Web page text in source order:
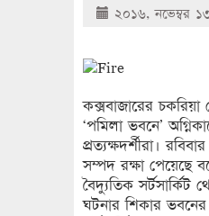
২০১৬, নভেম্বর
কক্সবাজারের চকরিয়া
‘পমিলা ভবনে’
প্রত্যক্ষদর্শীরা।
সম্পদ রক্ষা পেয়েছে
বৈদ্যুতিক
ঘটনার শিকার ভবনের